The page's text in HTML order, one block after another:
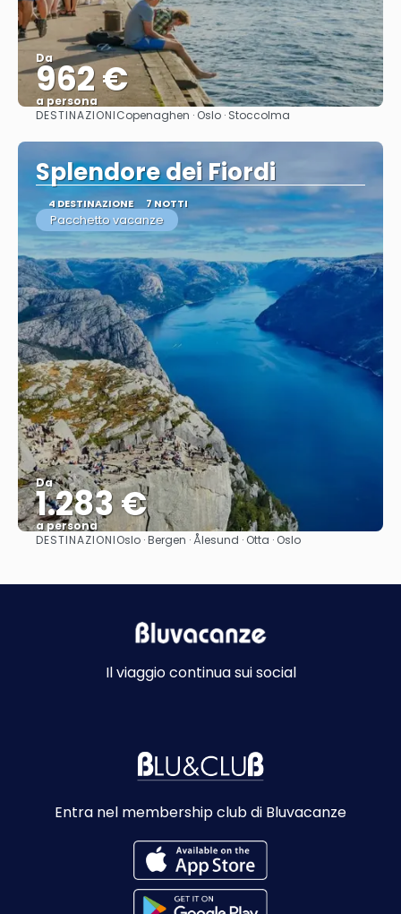
Da
962 €
a persona
Vedere
DESTINAZIONICopenaghen · Oslo · Stoccolma
Splendore dei Fiordi
4 DESTINAZIONE 7 NOTTI
Pacchetto vacanze
Da
1.283 €
a persona
Vedere
DESTINAZIONIOslo · Bergen · Ålesund · Otta · Oslo
Il viaggio continua sui social
Entra nel membership club di Bluvacanze